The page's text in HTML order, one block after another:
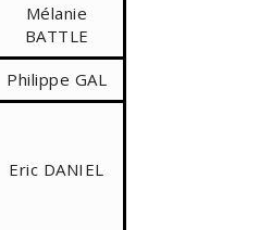
Mélanie
BATTLE
Philippe GAL
Eric DANIEL